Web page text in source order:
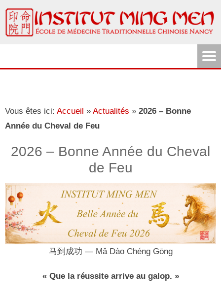
Vous êtes ici: Accueil » Actualités » 2026 – Bonne
Année du Cheval de Feu
2026 – Bonne Année du Cheval
de Feu
马到成功 — Mǎ Dào Chéng Gōng
« Que la réussite arrive au galop. »